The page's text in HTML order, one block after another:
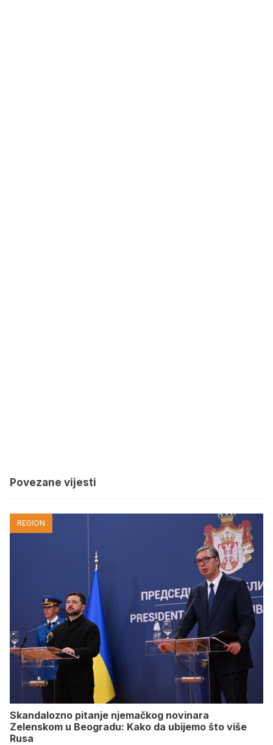
Povezane vijesti
REGION
Skandalozno pitanje njemačkog novinara
Zelenskom u Beogradu: Kako da ubijemo što više
Rusa